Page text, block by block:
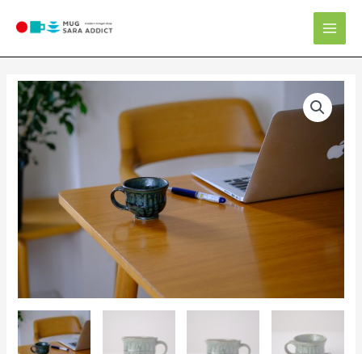
マ
グ
カ
ッ
プ
ソ
ー
サ